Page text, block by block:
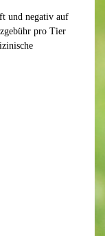
und negativ auf
pro Tier